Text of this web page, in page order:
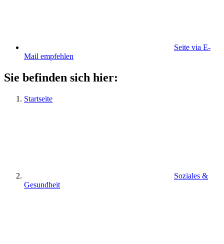
Seite via E-
Mail empfehlen
Sie befinden sich hier:
Startseite
Soziales &
Gesundheit